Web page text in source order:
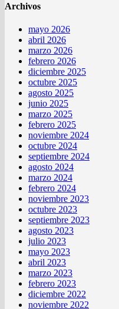
Archivos
mayo 2026
abril 2026
marzo 2026
febrero 2026
diciembre 2025
octubre 2025
agosto 2025
junio 2025
marzo 2025
febrero 2025
noviembre 2024
octubre 2024
septiembre 2024
agosto 2024
marzo 2024
febrero 2024
noviembre 2023
octubre 2023
septiembre 2023
agosto 2023
julio 2023
mayo 2023
abril 2023
marzo 2023
febrero 2023
diciembre 2022
noviembre 2022